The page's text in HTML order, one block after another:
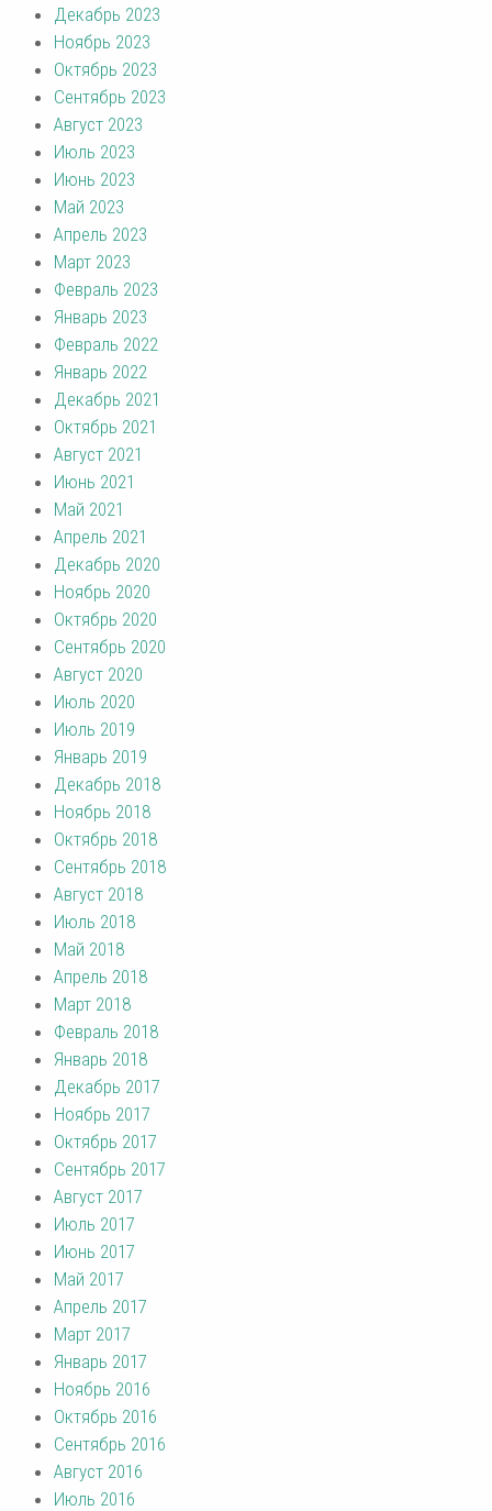
Декабрь 2023
Ноябрь 2023
Октябрь 2023
Сентябрь 2023
Август 2023
Июль 2023
Июнь 2023
Май 2023
Апрель 2023
Март 2023
Февраль 2023
Январь 2023
Февраль 2022
Январь 2022
Декабрь 2021
Октябрь 2021
Август 2021
Июнь 2021
Май 2021
Апрель 2021
Декабрь 2020
Ноябрь 2020
Октябрь 2020
Сентябрь 2020
Август 2020
Июль 2020
Июль 2019
Январь 2019
Декабрь 2018
Ноябрь 2018
Октябрь 2018
Сентябрь 2018
Август 2018
Июль 2018
Май 2018
Апрель 2018
Март 2018
Февраль 2018
Январь 2018
Декабрь 2017
Ноябрь 2017
Октябрь 2017
Сентябрь 2017
Август 2017
Июль 2017
Июнь 2017
Май 2017
Апрель 2017
Март 2017
Январь 2017
Ноябрь 2016
Октябрь 2016
Сентябрь 2016
Август 2016
Июль 2016